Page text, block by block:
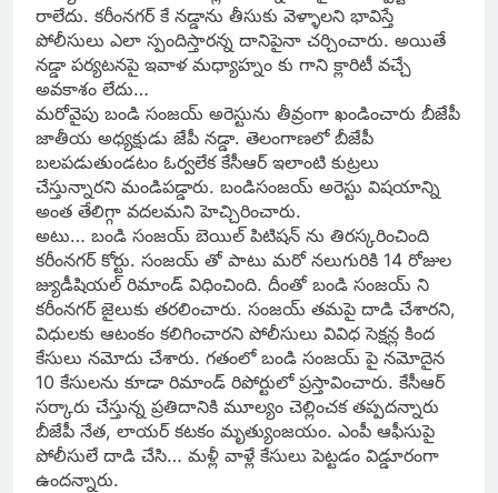
రాలేదు. కరీంన‌గ‌ర్ కే న‌డ్డాను తీసుకు వెళ్ళాల‌ని భావిస్తే
పోలీసులు ఎలా స్పందిస్తారన్న దానిపైనా చర్చించారు. అయితే
న‌డ్డా ప‌ర్యట‌న‌పై ఇవాళ మ‌ధ్యాహ్నం కు గాని క్లారిటీ వ‌చ్చే
అవ‌కాశం లేదు…
మరోవైపు బండి సంజయ్ అరెస్టును తీవ్రంగా ఖండించారు బీజేపీ
జాతీయ అధ్యక్షుడు జేపీ నడ్డా. తెలంగాణలో బీజేపీ
బలపడుతుండటం ఓర్వలేక కేసీఆర్ ఇలాంటి కుట్రలు
చేస్తున్నారని మండిపడ్డారు. బండిసంజయ్ అరెస్టు విషయాన్ని
అంత తేలిగ్గా వదలమని హెచ్చిరించారు.
అటు… బండి సంజయ్‌ బెయిల్ పిటిషన్ ను తిరస్కరించింది
కరీంనగర్ కోర్టు. సంజయ్ తో పాటు మరో నలుగురికి 14 రోజుల
జ్యుడీషియల్ రిమాండ్ విధించింది. దీంతో బండి సంజయ్ ని
కరీంనగర్ జైలుకు తరలించారు. సంజయ్ తమపై దాడి చేశారని,
విధులకు ఆటంకం కలిగించారని పోలీసులు వివిధ సెక్షన్ల కింద
కేసులు నమోదు చేశారు. గతంలో బండి సంజయ్ పై నమోదైన
10 కేసులను కూడా రిమాండ్ రిపోర్టులో ప్రస్తావించారు. కేసీఆర్
సర్కారు చేస్తున్న ప్రతిదానికి మూల్యం చెల్లించక తప్పదన్నారు
బీజేపీ నేత, లాయర్ కటకం మృత్యుంజయం. ఎంపీ ఆఫీసుపై
పోలీసులే దాడి చేసి… మళ్లీ వాళ్లే కేసులు పెట్టడం విడ్డూరంగా
ఉందన్నారు.